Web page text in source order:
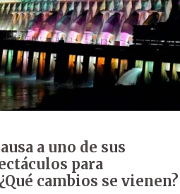
a uno de sus
para
cambios se vienen?